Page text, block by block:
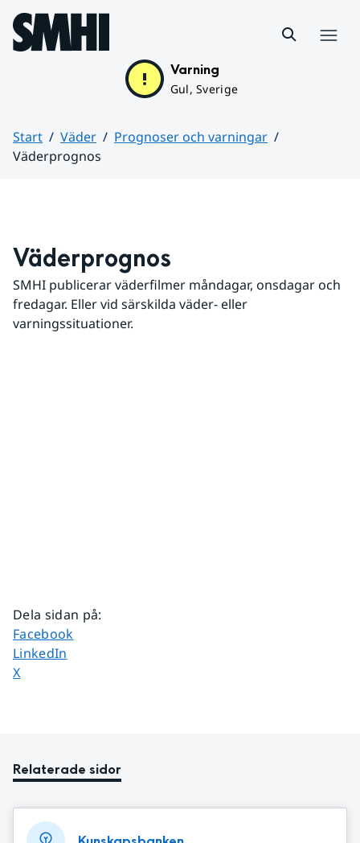
Hoppa till sidans innehåll
Varning
Gul, Sverige
Start Väder
Prognoser och varningar
Väderprognos
Väderprognos
SMHI publicerar väderfilmer måndagar, onsdagar och
fredagar. Eller vid särskilda väder- eller
varningssituationer.
Dela sidan på:
Dela sidan på
Facebook
Dela sidan på
LinkedIn
Dela sidan på
X
Relaterade sidor